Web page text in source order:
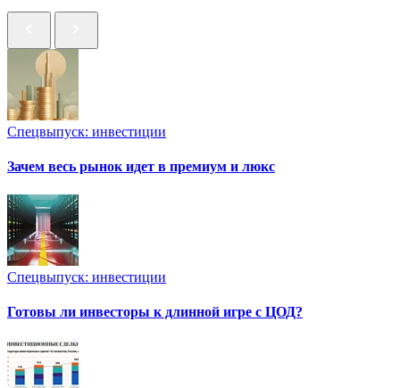
Спецвыпуск: инвестиции
Зачем весь рынок идет в премиум и люкс
Спецвыпуск: инвестиции
Готовы ли инвесторы к длинной игре с ЦОД?